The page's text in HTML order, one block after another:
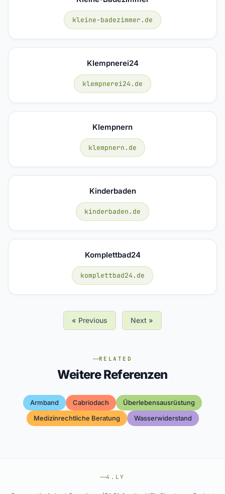
kleine-badezimmer.de
Klempnerei24
klempnerei24.de
Klempnern
klempnern.de
Kinderbaden
kinderbaden.de
Komplettbad24
komplettbad24.de
« Previous Next »
RELATED
Weitere Referenzen
Armband Cabriodach
Überlebensausrüstung
Medizinrechtliche Beratung
Wasserwiderstand
4.LY